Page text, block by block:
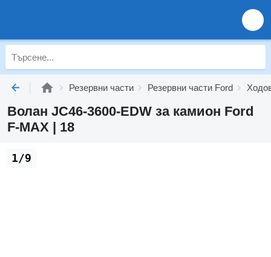
Резервни части Резервни части Ford
Волан JC46-3600-EDW за камион Ford
F-MAX | 18
1/9